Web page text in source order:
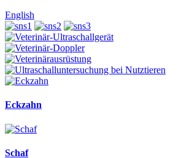
English
Eckzahn
Schaf